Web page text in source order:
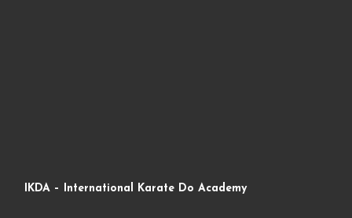
IKDA – International Karate Do Academy